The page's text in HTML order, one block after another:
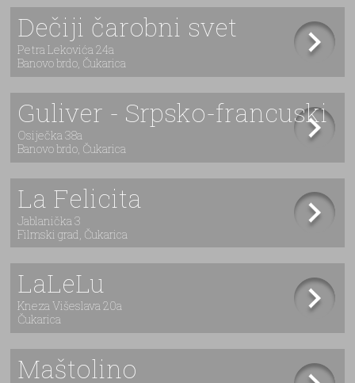
Dečiji čarobni svet
Petra Lekovića 24a
Banovo brdo, Čukarica
Guliver - Srpsko-francuski
Osiječka 38a
Banovo brdo, Čukarica
La Felicita
Jablanička 3
Filmski grad, Čukarica
LaLeLu
Kneza Višeslava 20a
Čukarica
Maštolino